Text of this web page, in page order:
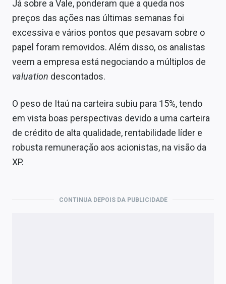
Já sobre a Vale, ponderam que a queda nos
preços das ações nas últimas semanas foi
excessiva e vários pontos que pesavam sobre o
papel foram removidos. Além disso, os analistas
veem a empresa está negociando a múltiplos de
valuation descontados.
O peso de Itaú na carteira subiu para 15%, tendo
em vista boas perspectivas devido a uma carteira
de crédito de alta qualidade, rentabilidade líder e
robusta remuneração aos acionistas, na visão da
XP.
CONTINUA DEPOIS DA PUBLICIDADE